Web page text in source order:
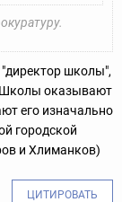
школы",
Школы оказывают
его изначально
городской
и Хлиманков)
ЦИТИРОВАТЬ